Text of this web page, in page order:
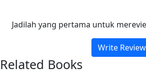
Jadilah yang pertama untuk
Write Review
Related Books